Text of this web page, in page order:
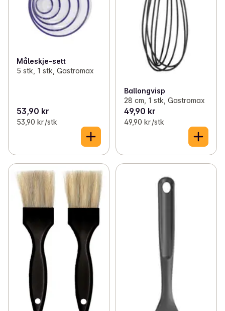
Måleskje-sett
5 stk, 1 stk, Gastromax
53,90 kr
53,90 kr /stk
Ballongvisp
28 cm, 1 stk, Gastromax
49,90 kr
49,90 kr /stk